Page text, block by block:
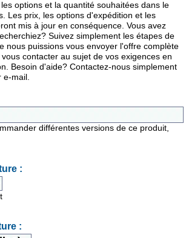
options et la quantité souhaitées dans le
Les prix, les options d'expédition et les
mis à jour en conséquence. Vous avez
Suivez simplement les étapes de
nous puissions vous envoyer l'offre complète
contacter au sujet de vos exigences en
Besoin d'aide? Contactez-nous simplement
e-mail.
différentes versions de ce produit,
:
: